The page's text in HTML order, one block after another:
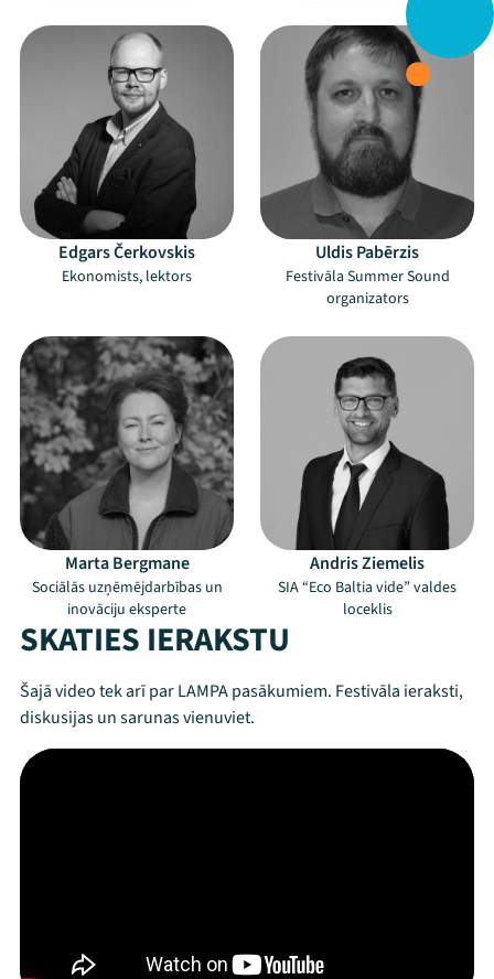
Programma
Edgars Čerkovskis
Ekonomists, lektors
Uldis Pabērzis
Festivāla Summer Sound
organizators
Marta Bergmane
Sociālās uzņēmējdarbības un
inovāciju eksperte
Andris Ziemelis
SIA “Eco Baltia vide” valdes
loceklis
SKATIES IERAKSTU
Šajā video tek arī par LAMPA pasākumiem. Festivāla ieraksti,
diskusijas un sarunas vienuviet.